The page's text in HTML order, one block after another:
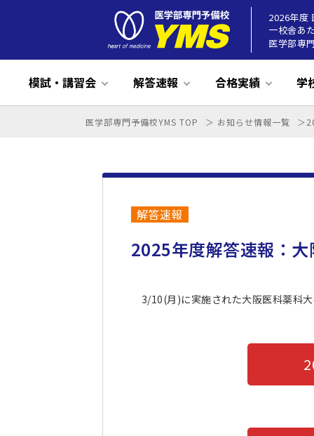
2026年度
一校舎あ
医学部専
模試・講習会
推薦対策基礎講座(無料) 夏期講習 国福模試(受
解答速報
ズバリ的中26 25年度 ズバリ
合格実績
合格実績・合格体験談 2026年度合格実績
学
講師紹介 YMSとは 入学説明会
教科：英語 教科：数学
高卒本科コース
私立医学部推薦本科コース
国
入学案内・学費制度 YMS入学
担任制度 学習環境 授業につ
医学部専門予備校YMS TOP お知らせ情報一覧
解答速報
2025年度解答速報：
3/10(月)に実施された大阪医科薬科